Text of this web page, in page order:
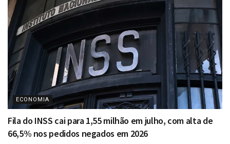
ECONOMIA
Fila do INSS cai para 1,55 milhão em julho, com alta de
66,5% nos pedidos negados em 2026